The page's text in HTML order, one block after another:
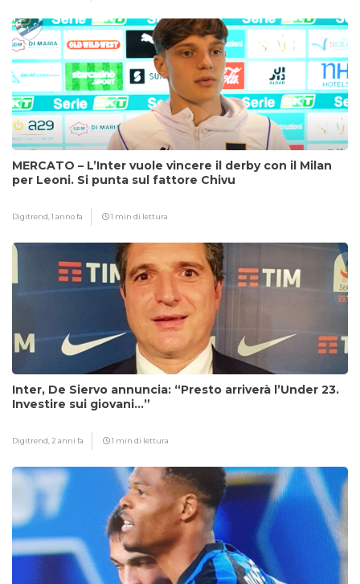
MERCATO – L’Inter vuole vincere il derby con il Milan
per Leoni. Si punta sul fattore Chivu
Digitrend,1 anno fa 1 min di lettura
Inter, De Siervo annuncia: “Presto arriverà l’Under 23.
Investire sui giovani…”
Digitrend, 2 anni fa 1 min di lettura